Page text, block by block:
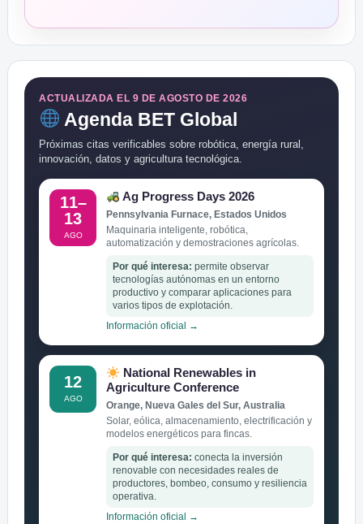
ACTUALIZADA EL 9 DE AGOSTO DE 2026
Agenda BET Global
Próximas citas verificables sobre robótica, energía rural,
innovación, datos y agricultura tecnológica.
11–
13
AGO
Ag Progress Days 2026
Pennsylvania Furnace, Estados Unidos
Maquinaria inteligente, robótica,
automatización y demostraciones agrícolas.
Por qué interesa: permite observar
tecnologías autónomas en un entorno
productivo y comparar aplicaciones para
varios tipos de explotación.
Información oficial →
12
AGO
National Renewables in
Agriculture Conference
Orange, Nueva Gales del Sur, Australia
Solar, eólica, almacenamiento, electrificación y
modelos energéticos para fincas.
Por qué interesa: conecta la inversión
renovable con necesidades reales de
productores, bombeo, consumo y resiliencia
operativa.
Información oficial →